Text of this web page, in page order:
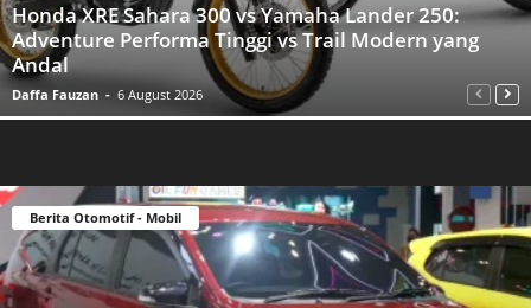
Honda XRE Sahara 300 vs Yamaha Lander 250:
Adventure Performa Tinggi vs Trail Modern yang
Andal
Daffa Fauzan - 6 August 2026
Berita Otomotif - Mobil